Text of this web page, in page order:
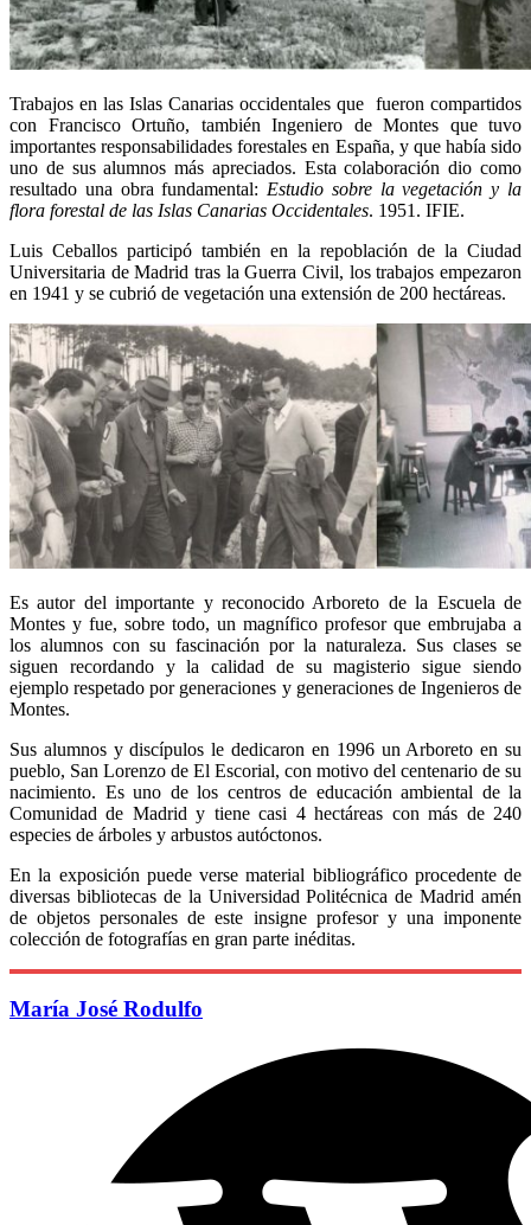
Trabajos en las Islas Canarias occidentales que fueron compartidos
con Francisco Ortuño, también Ingeniero de Montes que tuvo
importantes responsabilidades forestales en España, y que había sido
uno de sus alumnos más apreciados. Esta colaboración dio como
resultado una obra fundamental: Estudio sobre la vegetación y la
flora forestal de las Islas Canarias Occidentales. 1951. IFIE.
Luis Ceballos participó también en la repoblación de la Ciudad
Universitaria de Madrid tras la Guerra Civil, los trabajos empezaron
en 1941 y se cubrió de vegetación una extensión de 200 hectáreas.
Es autor del importante y reconocido Arboreto de la Escuela de
Montes y fue, sobre todo, un magnífico profesor que embrujaba a
los alumnos con su fascinación por la naturaleza. Sus clases se
siguen recordando y la calidad de su magisterio sigue siendo
ejemplo respetado por generaciones y generaciones de Ingenieros de
Montes.
Sus alumnos y discípulos le dedicaron en 1996 un Arboreto en su
pueblo, San Lorenzo de El Escorial, con motivo del centenario de su
nacimiento. Es uno de los centros de educación ambiental de la
Comunidad de Madrid y tiene casi 4 hectáreas con más de 240
especies de árboles y arbustos autóctonos.
En la exposición puede verse material bibliográfico procedente de
diversas bibliotecas de la Universidad Politécnica de Madrid amén
de objetos personales de este insigne profesor y una imponente
colección de fotografías en gran parte inéditas.
María José Rodulfo